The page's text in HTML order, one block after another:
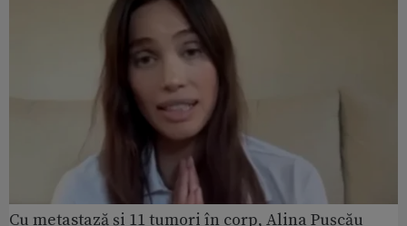
Cu metastază și 11 tumori în corp, Alina Pușcău